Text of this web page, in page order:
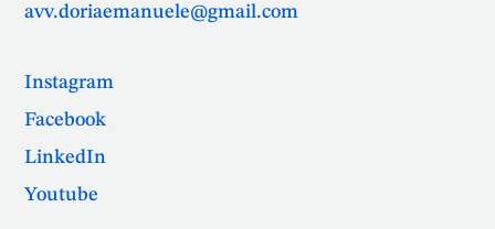
avv.doriaemanuele@gmail.com
Instagram
Facebook
LinkedIn
Youtube